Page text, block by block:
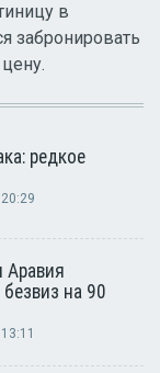
в
забронировать
редкое
Аравия
на 90